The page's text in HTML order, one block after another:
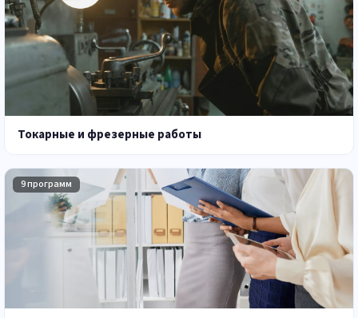
Токарные и фрезерные работы
9 программ